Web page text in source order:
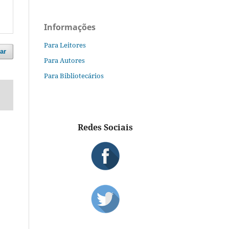
Informações
Para Leitores
Para Autores
Para Bibliotecários
Redes Sociais